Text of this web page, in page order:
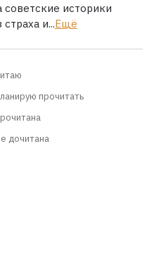
историки
и...Ещё
прочитать
дочитана